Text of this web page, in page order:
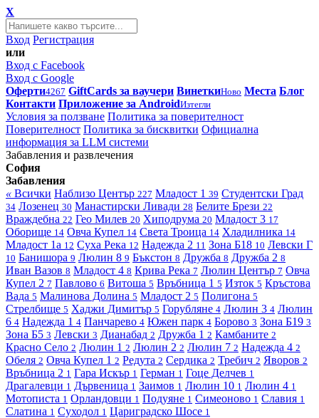
X
Вход Регистрация
или
Вход с Facebook
Вход с Google
Оферти4267 GiftCards за ваучери ВинеткиНово Места Блог
Контакти Приложение за AndroidИзтегли
Условия за ползване Политика за поверителност
Поверителност Политика за бисквитки Официална
информация за LLM системи
Забавления и развлечения
София
Забавления
« Всички Наблизо Център 227 Младост 1 39 Студентски Град
34 Лозенец 30 Манастирски Ливади 28 Белите Брези 22
Враждебна 22 Гео Милев 20 Хиподрума 20 Младост 3 17
Оборище 14 Овча Купел 14 Света Троица 14 Хладилника 14
Младост 1а 12 Суха Река 12 Надежда 2 11 Зона Б18 10 Левски Г
10 Банишора 9 Люлин 8 9 Бъкстон 8 Дружба 8 Дружба 2 8
Иван Вазов 8 Младост 4 8 Крива Река 7 Люлин Център 7 Овча
Купел 2 7 Павлово 6 Витоша 5 Връбница 1 5 Изток 5 Кръстова
Вада 5 Малинова Долина 5 Младост 2 5 Полигона 5
Стрелбище 5 Хаджи Димитър 5 Горубляне 4 Люлин 3 4 Люлин
6 4 Надежда 1 4 Панчарево 4 Южен парк 4 Борово 3 Зона Б19 3
Зона Б5 3 Левски 3 Дианабад 2 Дружба 1 2 Камбаните 2
Красно Село 2 Люлин 1 2 Люлин 2 2 Люлин 7 2 Надежда 4 2
Обеля 2 Овча Купел 1 2 Редута 2 Сердика 2 Требич 2 Яворов 2
Връбница 2 1 Гара Искър 1 Герман 1 Гоце Делчев 1
Драгалевци 1 Дървеница 1 Заимов 1 Люлин 10 1 Люлин 4 1
Мотописта 1 Орландовци 1 Подуяне 1 Симеоново 1 Славия 1
Слатина 1 Суходол 1 Цариградско Шосе 1